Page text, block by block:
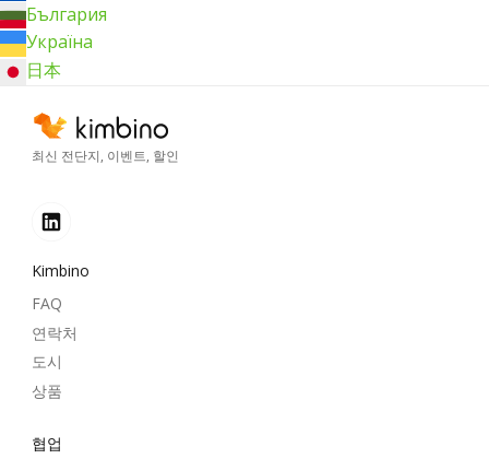
България
Україна
日本
최신 전단지, 이벤트, 할인
Kimbino
FAQ
연락처
도시
상품
협업